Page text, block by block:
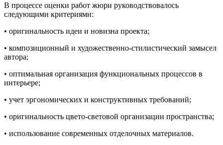
В процессе оценки работ жюри руководствовалось
следующими критериями:
• оригинальность идеи и новизна проекта;
• композиционный и художественно-стилистический замысел
автора;
• оптимальная организация функциональных процессов в
интерьере;
• учет эргономических и конструктивных требований;
• оригинальность цвето-световой организации пространства;
• использование современных отделочных материалов.